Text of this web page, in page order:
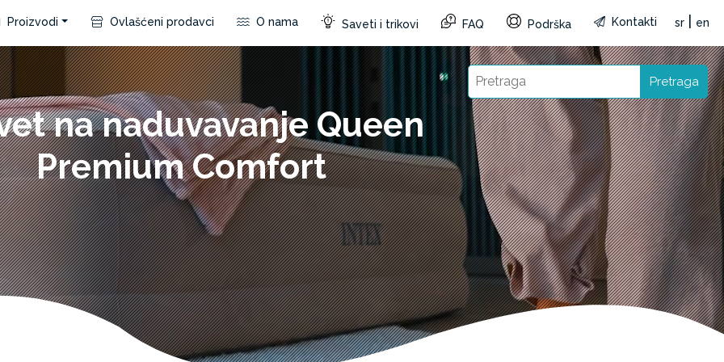
Proizvodi Ovlašćeni prodavci O nama Saveti i trikovi FAQ Podrška Kontakti sr en
Pretraga
na naduvavanje Queen
Premium Comfort